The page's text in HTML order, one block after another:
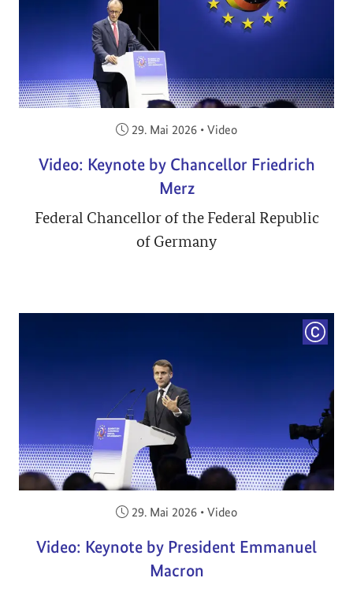
Veröffentlicht am:
29. Mai 2026 • Video
Video: Keynote by Chancellor Friedrich
Merz
Federal Chancellor of the Federal Republic
of Germany
Veröffentlicht am:
29. Mai 2026 • Video
Video: Keynote by President Emmanuel
Macron